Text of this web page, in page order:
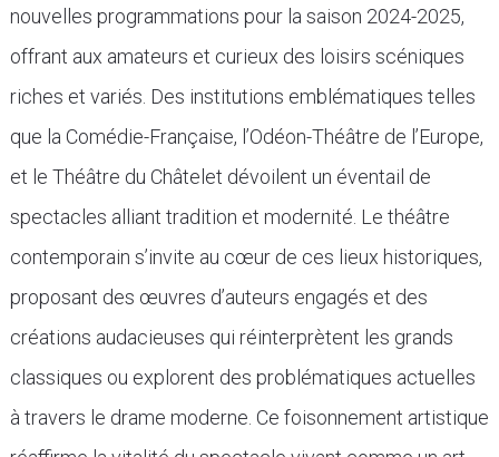
nouvelles programmations pour la saison 2024-2025,
offrant aux amateurs et curieux des loisirs scéniques
riches et variés. Des institutions emblématiques telles
que la Comédie-Française, l’Odéon-Théâtre de l’Europe,
et le Théâtre du Châtelet dévoilent un éventail de
spectacles alliant tradition et modernité. Le théâtre
contemporain s’invite au cœur de ces lieux historiques,
proposant des œuvres d’auteurs engagés et des
créations audacieuses qui réinterprètent les grands
classiques ou explorent des problématiques actuelles
à travers le drame moderne. Ce foisonnement artistique